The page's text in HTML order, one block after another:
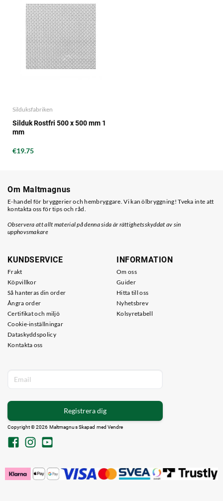
Silduksfabriken
Silduk Rostfri 500 x 500 mm 1
mm
€19.75
Om Maltmagnus
E-handel för bryggerier och hembryggare. Vi kan ölbryggning! Tveka inte att
kontakta oss för tips och råd.
Observera att allt material på denna sida är rättighetsskyddat av sin
upphovsmakare
KUNDSERVICE
Frakt
Köpvillkor
Så hanteras din order
Ångra order
Certifikat och miljö
Cookie-inställningar
Dataskyddspolicy
Kontakta oss
INFORMATION
Om oss
Guider
Hitta till oss
Nyhetsbrev
Kolsyretabell
Registrera dig
Copyright © 2026 Maltmagnus Skapad med Vendre